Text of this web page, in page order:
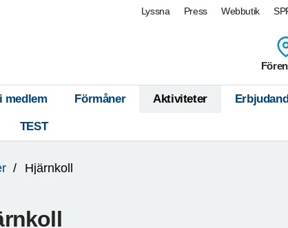
Lyssna Press Webbutik
medlem Förmåner Aktiviteter
TEST
Hjärnkoll